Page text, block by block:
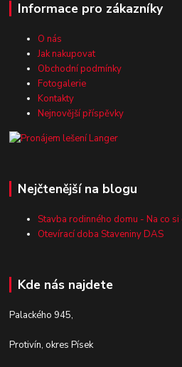
Informace pro zákazníky
O nás
Jak nakupovat
Obchodní podmínky
Fotogalerie
Kontakty
Nejnovější příspěvky
Nejčtenější na blogu
Stavba rodinného domu - Na co
Otevírací doba Staveniny DAS
Kde nás najdete
Palackého 945,
Protivín, okres Písek